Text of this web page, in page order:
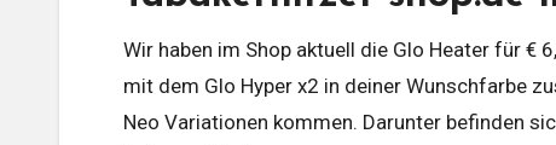
Wir haben im Shop aktuell die Glo Heater für €
mit dem Glo Hyper x2 in deiner Wunschfarbe
Neo Variationen kommen. Darunter befinden